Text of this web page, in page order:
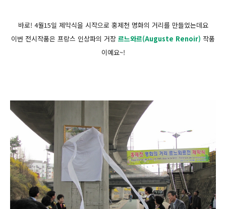
바로! 4월15일 제막식을 시작으로 홍제천 명화의 거리를 만들었는데요
이번 전시작품은 프랑스 인상파의 거장 르느와르(Auguste Renoir) 작품
이예요~!